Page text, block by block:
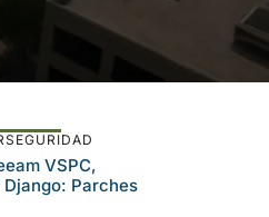
VSPC,
Parches